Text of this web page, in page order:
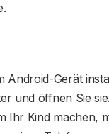
Gerät
und öffnen Sie
Ihr Kind machen,